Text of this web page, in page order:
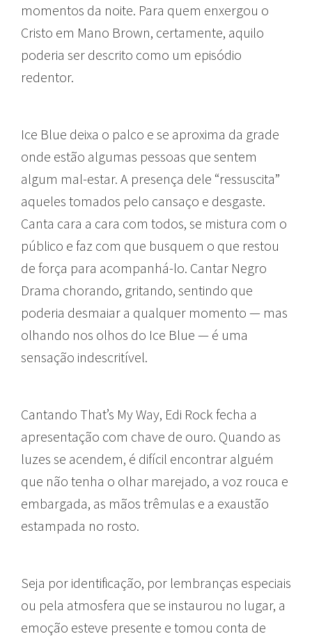
momentos da noite. Para quem enxergou o
Cristo em Mano Brown, certamente, aquilo
poderia ser descrito como um episódio
redentor.
Ice Blue deixa o palco e se aproxima da grade
onde estão algumas pessoas que sentem
algum mal-estar. A presença dele “ressuscita”
aqueles tomados pelo cansaço e desgaste.
Canta cara a cara com todos, se mistura com o
público e faz com que busquem o que restou
de força para acompanhá-lo. Cantar Negro
Drama chorando, gritando, sentindo que
poderia desmaiar a qualquer momento — mas
olhando nos olhos do Ice Blue — é uma
sensação indescritível.
Cantando That’s My Way, Edi Rock fecha a
apresentação com chave de ouro. Quando as
luzes se acendem, é difícil encontrar alguém
que não tenha o olhar marejado, a voz rouca e
embargada, as mãos trêmulas e a exaustão
estampada no rosto.
Seja por identificação, por lembranças especiais
ou pela atmosfera que se instaurou no lugar, a
emoção esteve presente e tomou conta de